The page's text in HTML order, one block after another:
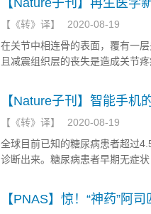
【Nature子刊】再生医学
【 《转》译】
2020-08-19
在关节中相连骨的表面，覆有一
且减震组织层的丧失是造成关节
【Nature子刊】智能手机
【 《转》译】
2020-08-19
全球目前已知的糖尿病患者超过
诊断出来。糖尿病患者早期无症
分校的研究人员展示了一项概念
出Ⅱ型糖尿病。
【PNAS】惊！“神药”阿